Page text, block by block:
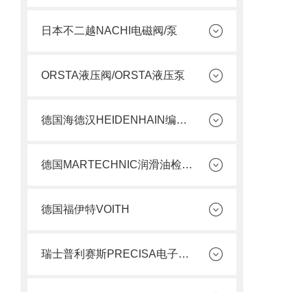
日本不二越NACHI电磁阀/泵
ORSTA液压阀/ORSTA液压泵
德国海德汉HEIDENHAIN编码器
德国MARTECHNIC润滑油检测套件
德国福伊特VOITH
瑞士普利赛斯PRECISA电子天平